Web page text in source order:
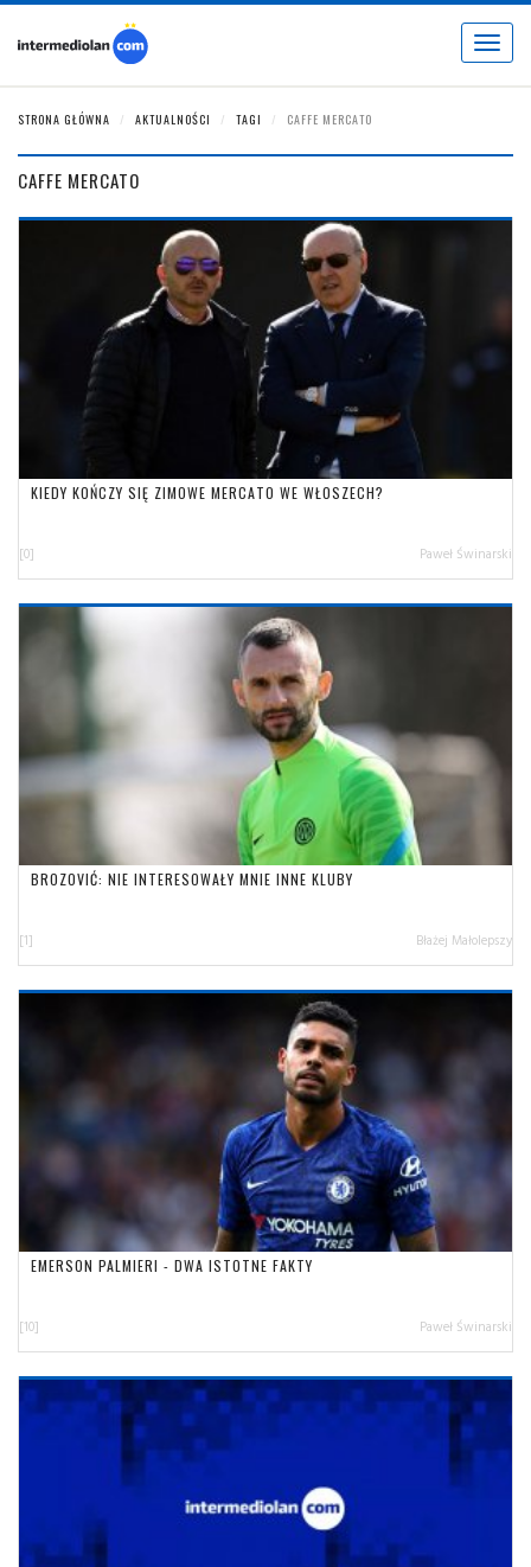
Toggle
STRONA GŁÓWNA AKTUALNOŚCI TAGI CAFFE MERCATO
CAFFE MERCATO
KIEDY KOŃCZY SIĘ ZIMOWE MERCATO WE WŁOSZECH?
[0] Paweł Świnarski
BROZOVIĆ: NIE INTERESOWAŁY MNIE INNE KLUBY
[1] Błażej Małolepszy
EMERSON PALMIERI - DWA ISTOTNE FAKTY
[10] Paweł Świnarski